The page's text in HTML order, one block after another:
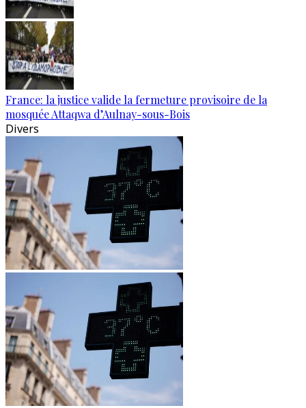
France: la justice valide la fermeture provisoire de la
mosquée Attaqwa d’Aulnay-sous-Bois
Divers